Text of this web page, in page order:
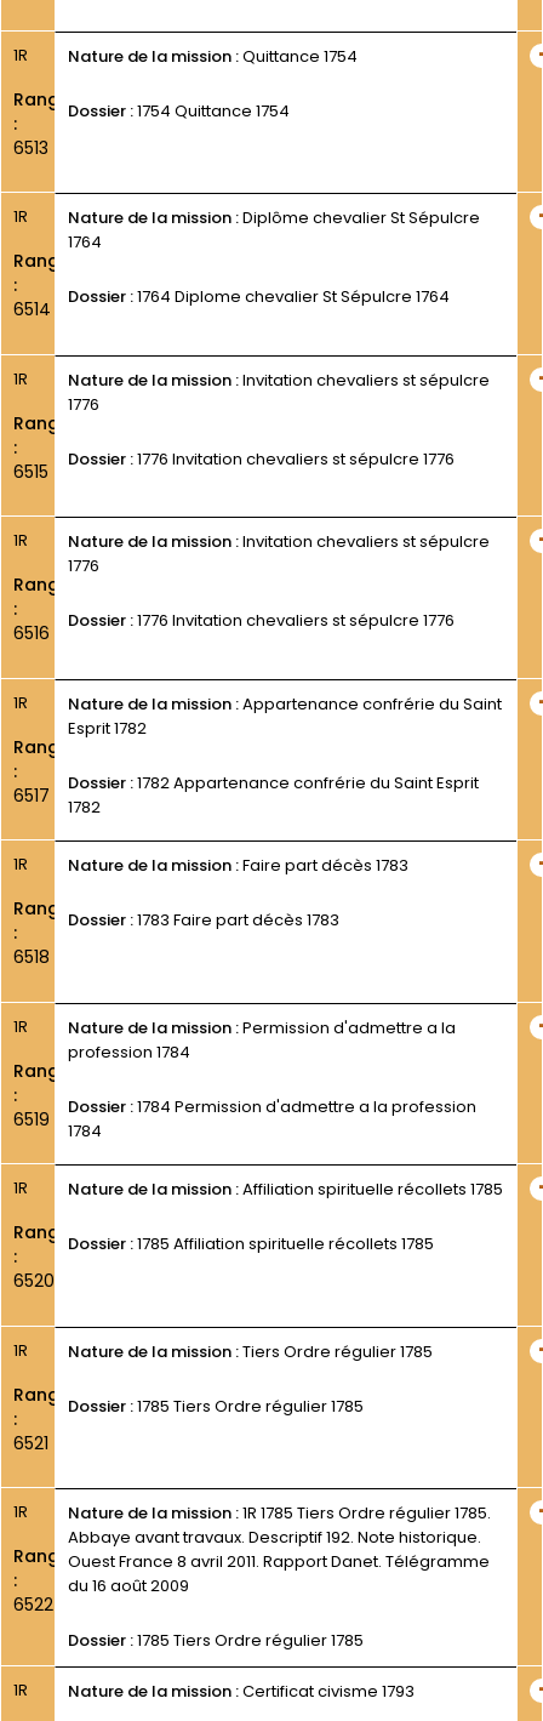
1R
Rang
:
6513
Nature de la mission :Quittance 1754
Dossier :1754 Quittance 1754
1R
Rang
:
6514
Nature de la mission :Diplôme chevalier St Sépulcre
1764
Dossier :1764 Diplome chevalier St Sépulcre 1764
1R
Rang
:
6515
Nature de la mission :Invitation chevaliers st sépulcre
1776
Dossier :1776 Invitation chevaliers st sépulcre 1776
1R
Rang
:
6516
Nature de la mission :Invitation chevaliers st sépulcre
1776
Dossier :1776 Invitation chevaliers st sépulcre 1776
1R
Rang
:
6517
Nature de la mission :Appartenance confrérie du Saint
Esprit 1782
Dossier :1782 Appartenance confrérie du Saint Esprit
1782
1R
Rang
:
6518
Nature de la mission :Faire part décès 1783
Dossier :1783 Faire part décès 1783
1R
Rang
:
6519
Nature de la mission :Permission d'admettre a la
profession 1784
Dossier :1784 Permission d'admettre a la profession
1784
1R
Rang
:
6520
Nature de la mission :Affiliation spirituelle récollets 1785
Dossier :1785 Affiliation spirituelle récollets 1785
1R
Rang
:
6521
Nature de la mission :Tiers Ordre régulier 1785
Dossier :1785 Tiers Ordre régulier 1785
1R
Rang
:
6522
Nature de la mission :1R 1785 Tiers Ordre régulier 1785.
Abbaye avant travaux. Descriptif 192. Note historique.
Ouest France 8 avril 2011. Rapport Danet. Télégramme
du 16 août 2009
Dossier :1785 Tiers Ordre régulier 1785
1R Nature de la mission :Certificat civisme 1793